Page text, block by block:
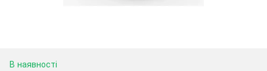
В наявності